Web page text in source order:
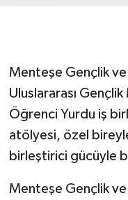
Menteşe Gençlik
Uluslararası
Öğrenci Yurdu iş
atölyesi, özel
birleştirici gücüyle
Menteşe Gençlik
Gayrimenkul
GENEL
GÜNDEM